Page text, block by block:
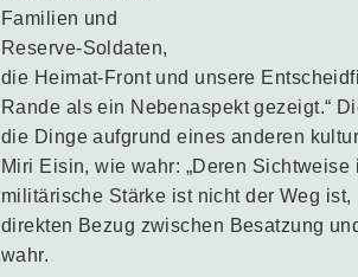
Familien und
Reserve-Soldaten,
die Heimat-Front und unsere
Rande als ein Nebenaspekt gezeigt.“
die Dinge aufgrund eines anderen
Miri Eisin, wie wahr: „Deren
militärische Stärke ist nicht der Weg
direkten Bezug zwischen Besatzung
wahr.